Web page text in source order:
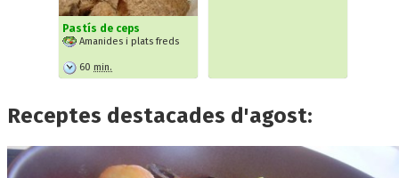
Pastís de ceps
Amanides i plats freds
60 min.
Receptes destacades d'agost: